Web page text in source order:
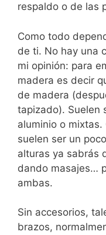
respaldo o de las
Como todo
de ti. No hay una
mi opinión: para
madera es decir
de madera
tapizado). Suelen
aluminio o
suelen ser un
alturas ya sabrás
dando masajes…
ambas.
Sin accesorios,
brazos,